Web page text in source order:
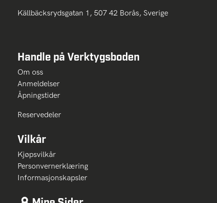
Källbäcksrydsgatan 1, 507 42 Borås, Sverige
Handle på Verktygsboden
Om oss
Anmeldelser
Åpningstider
Reservedeler
Vilkår
Kjøpsvilkår
Personvernerklæring
Informasjonskapsler